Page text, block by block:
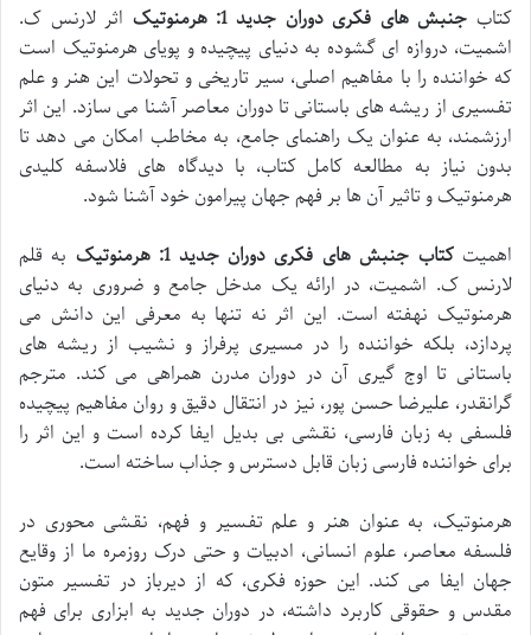
کتاب جنبش های فکری دوران جدید 1: هرمنوتیک
اثر لارنس ک.
اشمیت، دروازه ای گشوده به دنیای پیچیده و پویای هرمنوتیک است
که خواننده را با مفاهیم اصلی، سیر تاریخی و تحولات این هنر و علم
تفسیری از ریشه های باستانی تا دوران معاصر آشنا می سازد. این اثر
ارزشمند، به عنوان یک راهنمای جامع، به مخاطب امکان می دهد تا
بدون نیاز به مطالعه کامل کتاب، با دیدگاه های فلاسفه کلیدی
هرمنوتیک و تاثیر آن ها بر فهم جهان پیرامون خود آشنا شود.
اهمیتکتاب جنبش های فکری دوران جدید 1: هرمنوتیک
به قلم
لارنس ک. اشمیت، در ارائه یک مدخل جامع و ضروری به دنیای
هرمنوتیک نهفته است. این اثر نه تنها به معرفی این دانش می
پردازد، بلکه خواننده را در مسیری پرفراز و نشیب از ریشه های
باستانی تا اوج گیری آن در دوران مدرن همراهی می کند. مترجم
گرانقدر، علیرضا حسن پور، نیز در انتقال دقیق و روان مفاهیم پیچیده
فلسفی به زبان فارسی، نقشی بی بدیل ایفا کرده است و این اثر را
برای خواننده فارسی زبان قابل دسترس و جذاب ساخته است.
هرمنوتیک، به عنوان هنر و علم تفسیر و فهم، نقشی محوری در
فلسفه معاصر، علوم انسانی، ادبیات و حتی درک روزمره ما از وقایع
جهان ایفا می کند. این حوزه فکری، که از دیرباز در تفسیر متون
مقدس و حقوقی کاربرد داشته، در دوران جدید به ابزاری برای فهم